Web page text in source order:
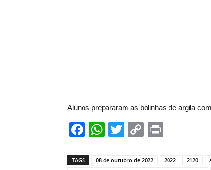
Alunos prepararam as bolinhas de argila
Facebook
WhatsApp
TwitterCopy
TAGS 08 de outubro de 2022 2022 2120